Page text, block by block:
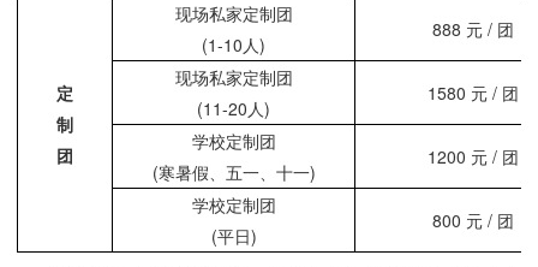
定
制
团
现场私家定制团
(1-10人)
888 元 / 团
现场私家定制团
(11-20人)
1580 元 / 团
学校定制团
(寒暑假、五一、十一)
1200 元 / 团
学校定制团
(平日)
800 元 / 团